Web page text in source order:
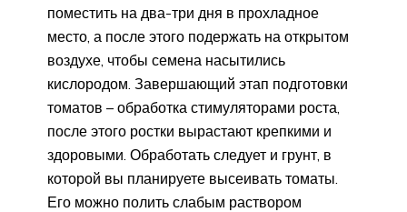
поместить на два-три дня в прохладное
место, а после этого подержать на открытом
воздухе, чтобы семена насытились
кислородом. Завершающий этап подготовки
томатов – обработка стимуляторами роста,
после этого ростки вырастают крепкими и
здоровыми. Обработать следует и грунт, в
которой вы планируете высеивать томаты.
Его можно полить слабым раствором